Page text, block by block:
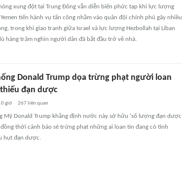
xung đột tại Trung Đông vẫn diễn biến phức tạp khi lực lượng
tiến hành vụ tấn công nhằm vào quân đội chính phủ gây nhiều
trong khi giao tranh giữa Israel và lực lượng Hezbollah tại Liban
hàng trăm nghìn người dân đã bắt đầu trở về nhà.
Donald Trump dọa trừng phạt người loan
đạn dược
giờ 267liên quan
Mỹ Donald Trump khẳng định nước này sở hữu 'số lượng đạn dược
thời cảnh báo sẽ trừng phạt những ai loan tin đang có tình
hụt đạn dược.